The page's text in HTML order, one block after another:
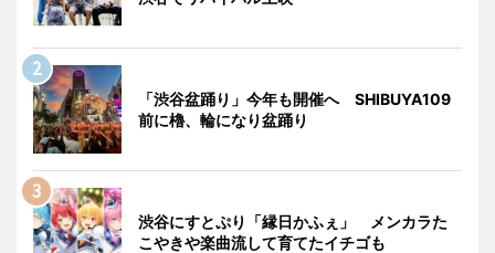
「渋谷盆踊り」今年も開催へ SHIBUYA109
前に櫓、輪になり盆踊り
渋谷にすとぷり「縁日かふぇ」 メンカラた
こやきや楽曲流して育てたイチゴも